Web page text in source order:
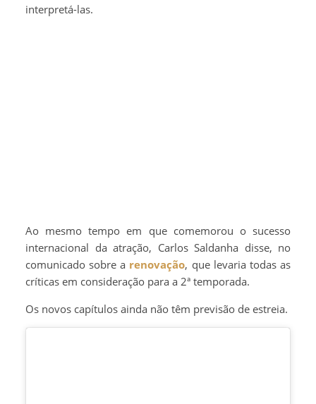
interpretá-las.
Ao mesmo tempo em que comemorou o sucesso
internacional da atração, Carlos Saldanha disse, no
comunicado sobre a renovação, que levaria todas as
críticas em consideração para a 2ª temporada.
Os novos capítulos ainda não têm previsão de estreia.